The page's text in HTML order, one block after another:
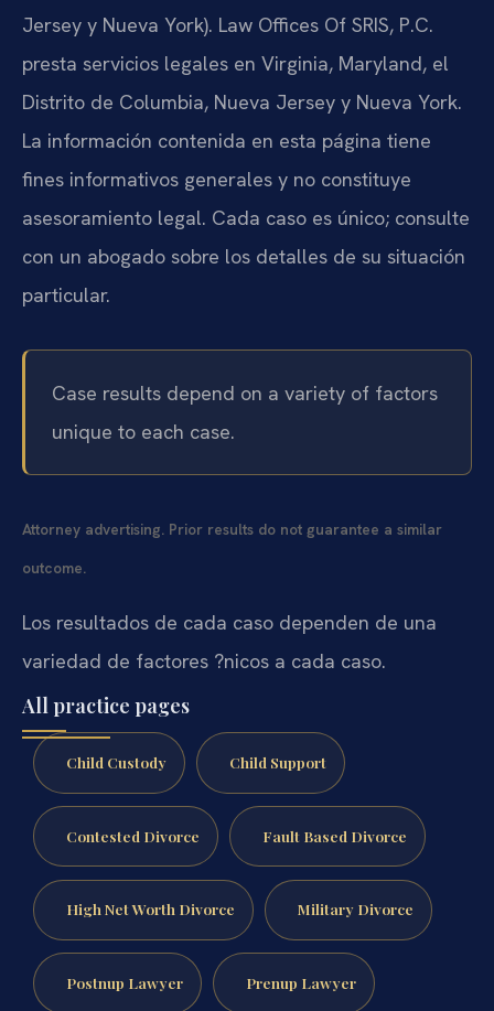
Jersey y Nueva York). Law Offices Of SRIS, P.C.
presta servicios legales en Virginia, Maryland, el
Distrito de Columbia, Nueva Jersey y Nueva York.
La información contenida en esta página tiene
fines informativos generales y no constituye
asesoramiento legal. Cada caso es único; consulte
con un abogado sobre los detalles de su situación
particular.
Case results depend on a variety of factors
unique to each case.
Attorney advertising. Prior results do not guarantee a similar
outcome.
Los resultados de cada caso dependen de una
variedad de factores ?nicos a cada caso.
All practice pages
Child Custody Child Support
Contested Divorce Fault Based Divorce
High Net Worth Divorce Military Divorce
Postnup Lawyer Prenup Lawyer